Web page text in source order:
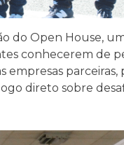
do Open House,
conhecerem de
empresas
direto sobre